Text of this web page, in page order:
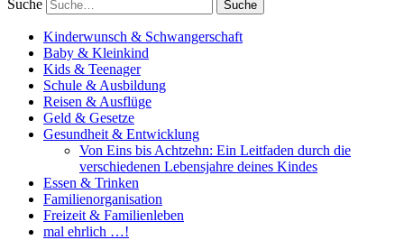
Suche
Kinderwunsch & Schwangerschaft
Baby & Kleinkind
Kids & Teenager
Schule & Ausbildung
Reisen & Ausflüge
Geld & Gesetze
Gesundheit & Entwicklung
Von Eins bis Achtzehn: Ein Leitfaden durch die
verschiedenen Lebensjahre deines Kindes
Essen & Trinken
Familienorganisation
Freizeit & Familienleben
mal ehrlich …!